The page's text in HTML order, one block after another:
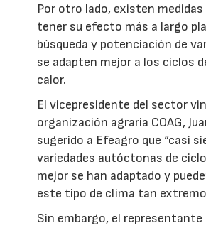
Por otro lado, existen medidas
tener su efecto más a largo
búsqueda y potenciación de
se adapten mejor a los ciclos
calor.
El vicepresidente del sector
organización agraria COAG,
sugerido a Efeagro que “casi
variedades autóctonas de
mejor se han adaptado y
este tipo de clima tan
Sin embargo, el representante